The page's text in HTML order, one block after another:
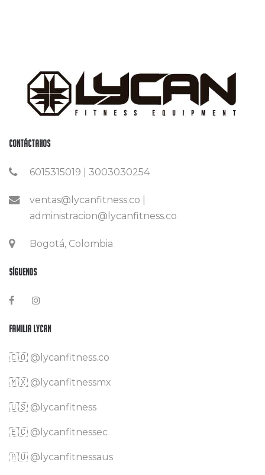
Contáctanos
6015315019 | 3003030254
ventas@lycanfitness.co |
administracion@lycanfitness.co
Bogotá, Colombia
Síguenos
Familia Lycan
🇨🇴 @lycanfitness.co
🇲🇽 @lycanfitnessmx
🇺🇸 @lycanfitness
🇪🇨 @lycanfitnessec
🇦🇺 @lycanfitnessaus